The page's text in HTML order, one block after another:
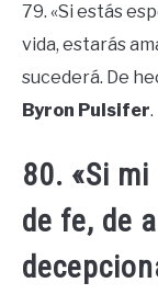
79. «Si estás
vida, estarás
sucederá. De
Byron Pulsifer.
80. «Si
de fe, de